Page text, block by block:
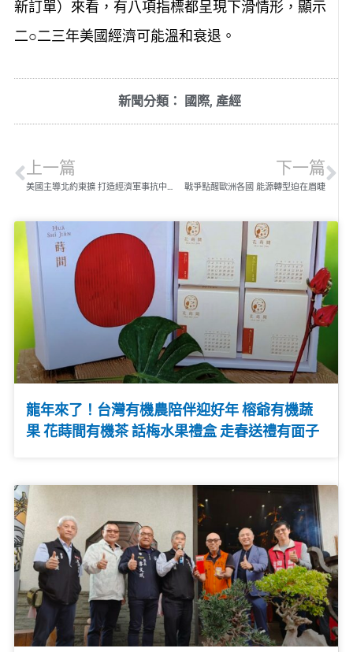
新訂單）來看，有八項指標都呈現下滑情形，顯示
二○二三年美國經濟可能溫和衰退。
新聞分類： 國際, 產經
上一篇 下一篇
戰爭點醒歐洲各國 能源轉型迫在眉睫
龍年來了！台灣有機農陪伴迎好年 榕爺有機蔬
果 花蒔間有機茶 話梅水果禮盒 走春送禮有面子